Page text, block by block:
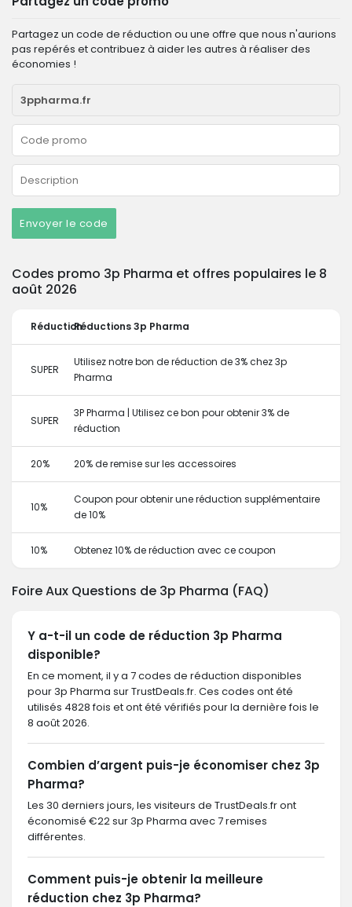
Partagez un code de réduction ou une offre que nous n'aurions
pas repérés et contribuez à aider les autres à réaliser des
économies !
Envoyer le code
Codes promo 3p Pharma et offres populaires le 8
août 2026
RéductionRéductions 3p Pharma
SUPER
Utilisez notre bon de réduction de 3% chez 3p
Pharma
SUPER
3P Pharma | Utilisez ce bon pour obtenir 3% de
réduction
20% 20% de remise sur les accessoires
10%
Coupon pour obtenir une réduction supplémentaire
de 10%
10% Obtenez 10% de réduction avec ce coupon
Foire Aux Questions de 3p Pharma (FAQ)
Y a-t-il un code de réduction 3p Pharma
disponible?
En ce moment, il y a 7 codes de réduction disponibles
pour 3p Pharma sur TrustDeals.fr. Ces codes ont été
utilisés 4828 fois et ont été vérifiés pour la dernière fois le
8 août 2026.
Combien d’argent puis-je économiser chez 3p
Pharma?
Les 30 derniers jours, les visiteurs de TrustDeals.fr ont
économisé €22 sur 3p Pharma avec 7 remises
différentes.
Comment puis-je obtenir la meilleure
réduction chez 3p Pharma?